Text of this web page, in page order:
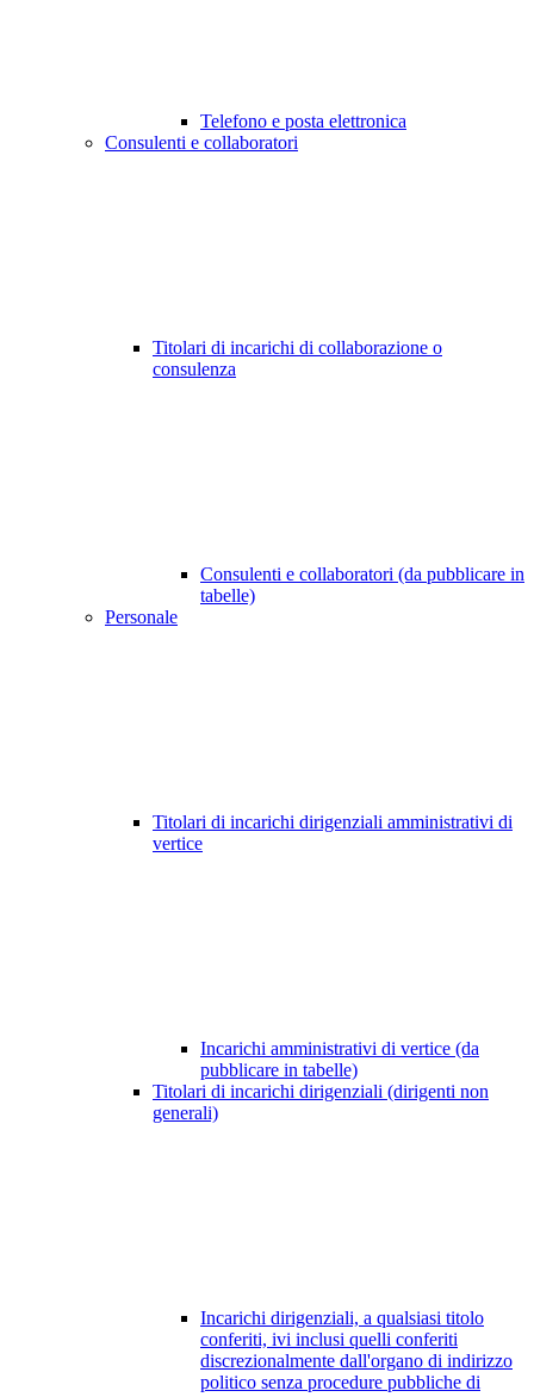
Telefono e posta elettronica
Consulenti e collaboratori
Titolari di incarichi di collaborazione o
consulenza
Consulenti e collaboratori (da pubblicare in
tabelle)
Personale
Titolari di incarichi dirigenziali amministrativi di
vertice
Incarichi amministrativi di vertice (da
pubblicare in tabelle)
Titolari di incarichi dirigenziali (dirigenti non
generali)
Incarichi dirigenziali, a qualsiasi titolo
conferiti, ivi inclusi quelli conferiti
discrezionalmente dall'organo di indirizzo
politico senza procedure pubbliche di